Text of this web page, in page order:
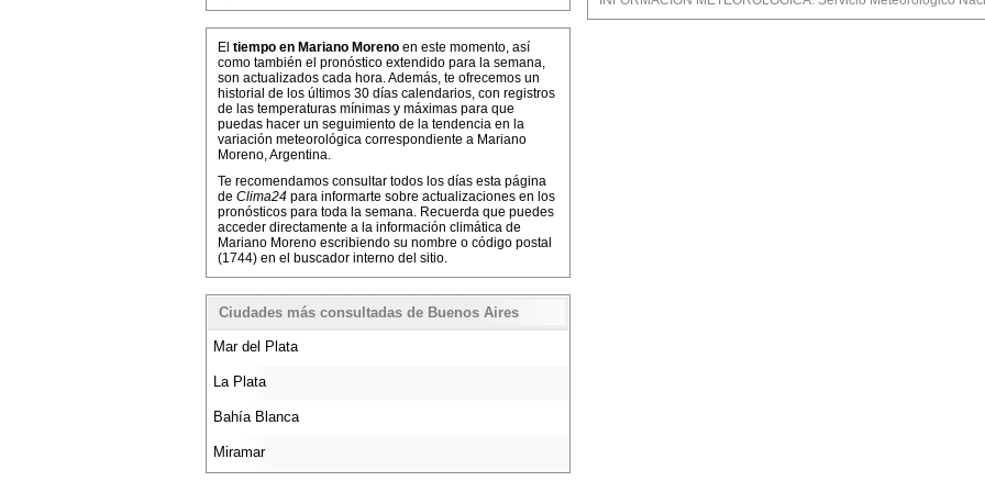
El tiempo en Mariano Moreno en este momento, así
como también el pronóstico extendido para la semana,
son actualizados cada hora. Además, te ofrecemos un
historial de los últimos 30 días calendarios, con registros
de las temperaturas mínimas y máximas para que
puedas hacer un seguimiento de la tendencia en la
variación meteorológica correspondiente a Mariano
Moreno, Argentina.
Te recomendamos consultar todos los días esta página
de Clima24 para informarte sobre actualizaciones en los
pronósticos para toda la semana. Recuerda que puedes
acceder directamente a la información climática de
Mariano Moreno escribiendo su nombre o código postal
(1744) en el buscador interno del sitio.
Ciudades más consultadas de Buenos Aires
Mar del Plata
La Plata
Bahía Blanca
Miramar